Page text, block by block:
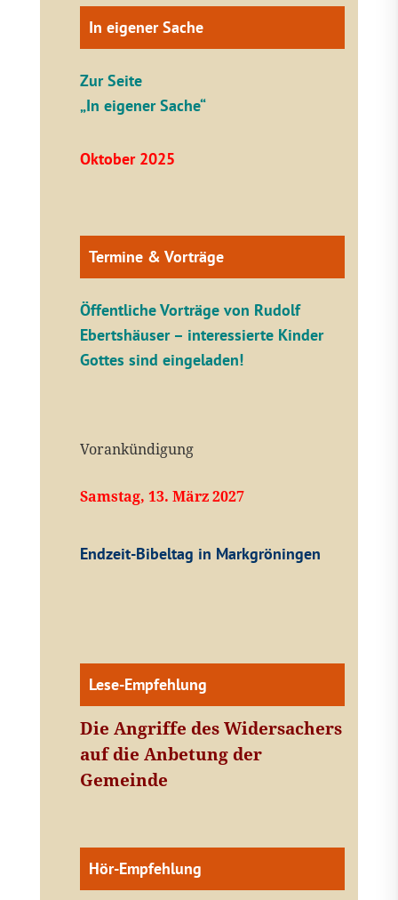
In eigener Sache
Zur Seite
„In eigener Sache“
Oktober 2025
Termine & Vorträge
Öffentliche Vorträge von Rudolf
Ebertshäuser – interessierte Kinder
Gottes sind eingeladen!
Vorankündigung
Samstag, 13. März 2027
Endzeit-Bibeltag in Markgröningen
Lese-Empfehlung
Die Angriffe des Widersachers
auf die Anbetung der
Gemeinde
Hör-Empfehlung